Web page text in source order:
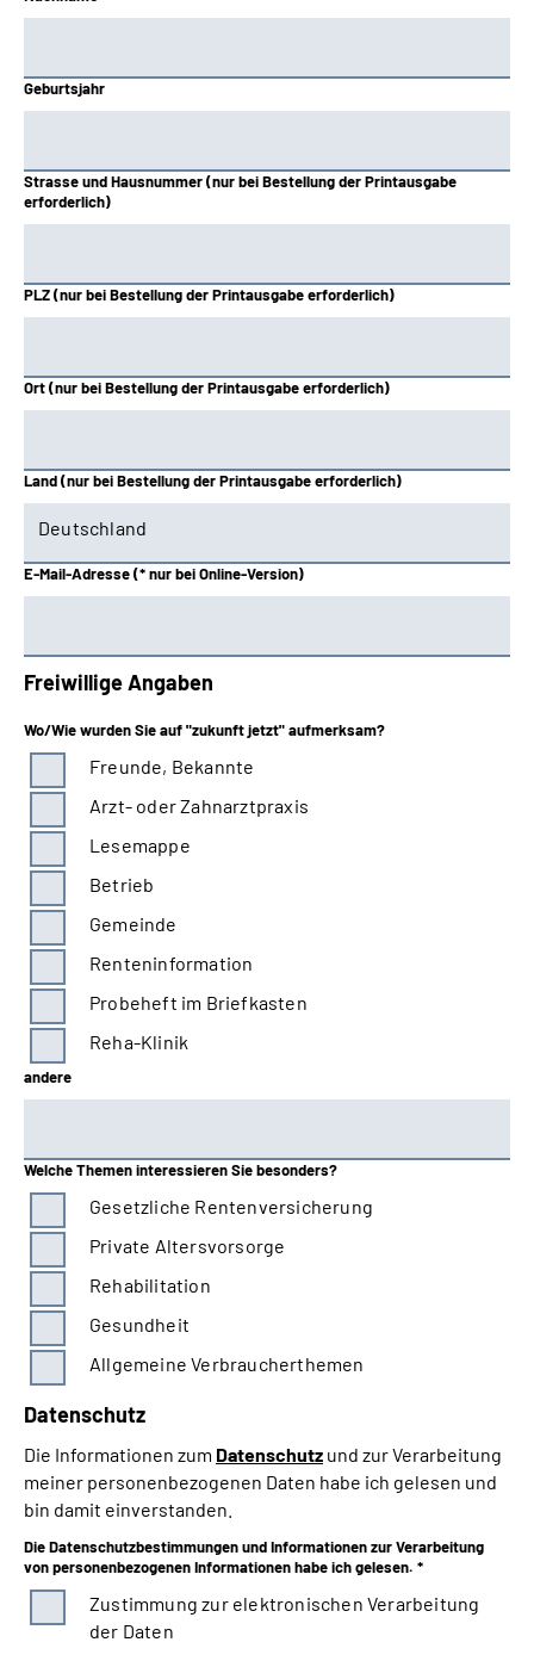
Knappschaft-Bahn-See
Nord
Oldenburg-Bremen
Rheinland
Saarland
Schwaben
Westfalen
Geburtsjahr
Strasse und Hausnummer (nur bei Bestellung der Printausgabe
erforderlich)
PLZ (nur bei Bestellung der Printausgabe erforderlich)
Ort (nur bei Bestellung der Printausgabe erforderlich)
Land (nur bei Bestellung der Printausgabe erforderlich)
E-Mail-Adresse (* nur bei Online-Version)
Freiwillige Angaben
Wo/Wie wurden Sie auf "zukunft jetzt" aufmerksam?
Freunde, Bekannte
Arzt- oder Zahnarztpraxis
Lesemappe
Betrieb
Gemeinde
Renteninformation
Probeheft im Briefkasten
Reha-Klinik
andere
Welche Themen interessieren Sie besonders?
Gesetzliche Rentenversicherung
Private Altersvorsorge
Rehabilitation
Gesundheit
Allgemeine Verbraucherthemen
Datenschutz
Die Informationen zum Datenschutz und zur Verarbeitung
meiner personenbezogenen Daten habe ich gelesen und
bin damit einverstanden.
Die Datenschutzbestimmungen und Informationen zur Verarbeitung
von personenbezogenen Informationen habe ich gelesen. *
Zustimmung zur elektronischen Verarbeitung
der Daten